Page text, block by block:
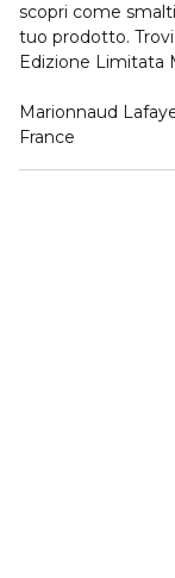
scopri come
tuo prodotto.
Edizione Limitata
Marionnaud
France